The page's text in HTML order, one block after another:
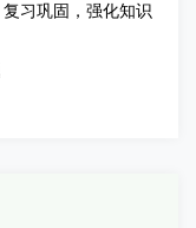
习巩固，强化知识